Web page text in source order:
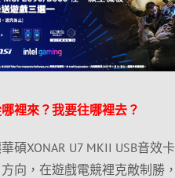
裡來？我要往哪裡去？
碩XONAR U7 MKII USB音
向，在遊戲電競裡克敵制勝